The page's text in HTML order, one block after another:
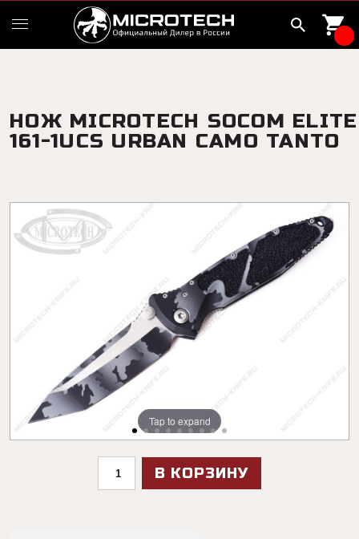
НОЖ MICROTECH SOCOM ELITE
161-1UCS URBAN CAMO TANTO
Tap to expand
Tap to expand
Tap to expand
Tap to expand
Tap to expand
Tap to expand
Tap to expand
Tap to expand
Tap to expand
В КОРЗИНУ